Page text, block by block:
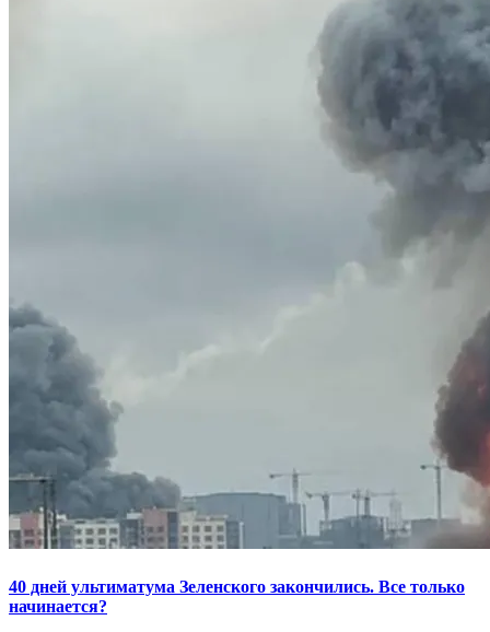
40 дней ультиматума Зеленского закончились. Все только
начинается?